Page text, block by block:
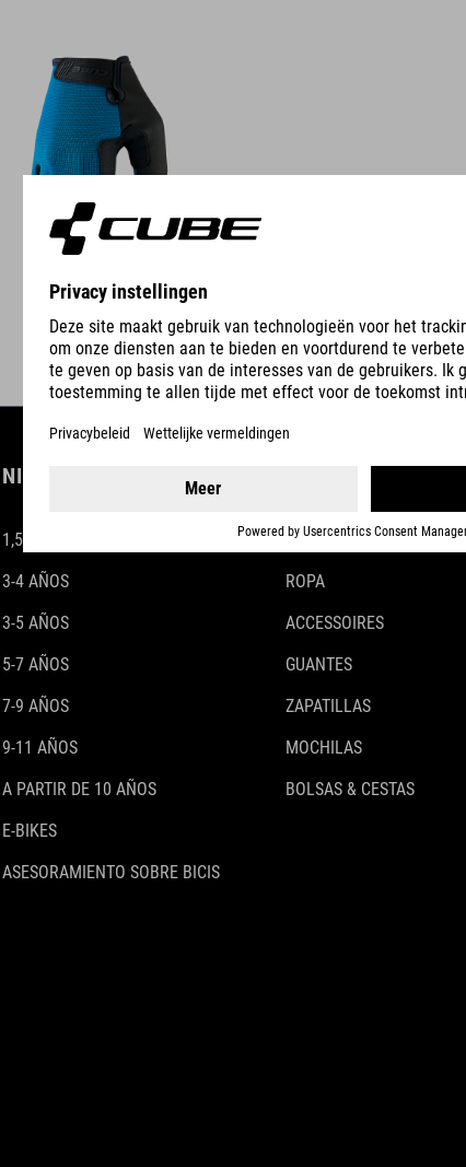
NIÑOS
1,5-3 AÑOS
3-4 AÑOS
3-5 AÑOS
5-7 AÑOS
7-9 AÑOS
9-11 AÑOS
A PARTIR DE 10 AÑOS
E-BIKES
ASESORAMIENTO SOBRE BICIS
CASCOS
ROPA
ACCESSOIRES
GUANTES
ZAPATILLAS
MOCHILAS
BOLSAS & CESTAS